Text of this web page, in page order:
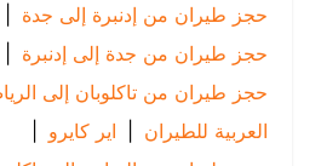
حجز طيران من إدنبرة إلى جدة
حجز طيران من جدة إلى إدنبرة |
حجز طيران من تاكلوبان إلى الرياض
|
العربية للطيران | اير كايرو
|